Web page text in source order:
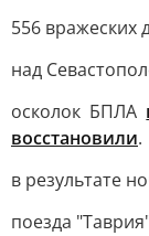
556 вражеских
над
осколок БПЛА
восстановили.
в результате
поезда